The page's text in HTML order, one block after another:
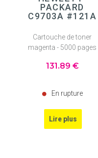
PACKARD
C9703A #121A
Cartouche de toner
magenta - 5000 pages
131.89 €
En rupture